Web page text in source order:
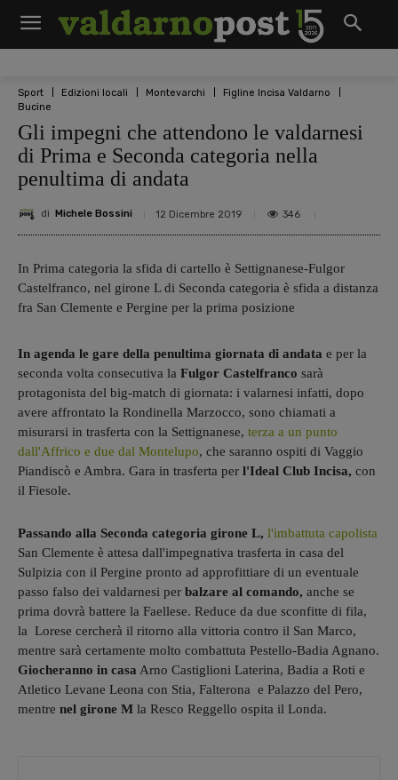
Sport Edizioni locali Montevarchi
Figline Incisa Valdarno
Bucine
Gli impegni che attendono le valdarnesi
di Prima e Seconda categoria nella
penultima di andata
di Michele Bossini 12 Dicembre 2019 346
In Prima categoria la sfida di cartello è Settignanese-Fulgor
Castelfranco, nel girone L di Seconda categoria è sfida a distanza
fra San Clemente e Pergine per la prima posizione
In agenda le gare della penultima giornata di andata e per la
seconda volta consecutiva la Fulgor Castelfranco sarà
protagonista del big-match di giornata: i valarnesi infatti, dopo
avere affrontato la Rondinella Marzocco, sono chiamati a
misurarsi in trasferta con la Settignanese, terza a un punto
dall'Affrico e due dal Montelupo, che saranno ospiti di Vaggio
Piandiscò e Ambra. Gara in trasferta per l'Ideal Club Incisa, con
il Fiesole.
Passando alla Seconda categoria girone L, l'imbattuta capolista
San Clemente è attesa dall'impegnativa trasferta in casa del
Sulpizia con il Pergine pronto ad approfittiare di un eventuale
passo falso dei valdarnesi per balzare al comando, anche se
prima dovrà battere la Faellese. Reduce da due sconfitte di fila,
la Lorese cercherà il ritorno alla vittoria contro il San Marco,
mentre sarà certamente molto combattuta Pestello-Badia Agnano.
Giocheranno in casa Arno Castiglioni Laterina, Badia a Roti e
Atletico Levane Leona con Stia, Falterona e Palazzo del Pero,
mentre nel girone M la Resco Reggello ospita il Londa.